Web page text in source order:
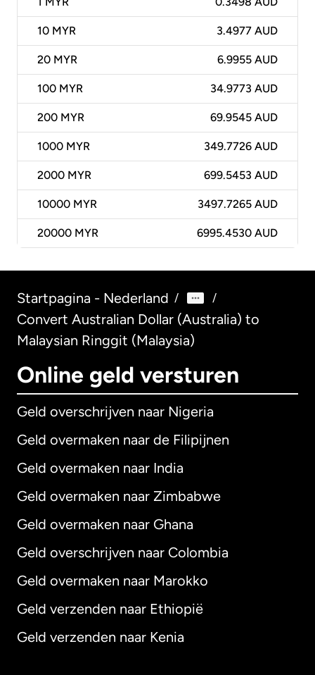
10 MYR 3.4977 AUD
20 MYR 6.9955 AUD
100 MYR 34.9773 AUD
200 MYR 69.9545 AUD
1000 MYR 349.7726 AUD
2000 MYR 699.5453 AUD
10000 MYR 3497.7265 AUD
20000 MYR 6995.4530 AUD
Startpagina - Nederland / /
Convert Australian Dollar (Australia) to
Malaysian Ringgit (Malaysia)
Online geld versturen
Geld overschrijven naar Nigeria
Geld overmaken naar de Filipijnen
Geld overmaken naar India
Geld overmaken naar Zimbabwe
Geld overmaken naar Ghana
Geld overschrijven naar Colombia
Geld overmaken naar Marokko
Geld verzenden naar Ethiopië
Geld verzenden naar Kenia